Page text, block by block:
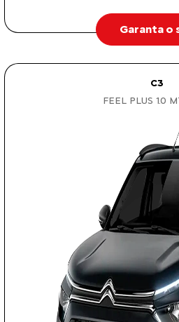
Garanta o
C3
FEEL PLUS 1.0